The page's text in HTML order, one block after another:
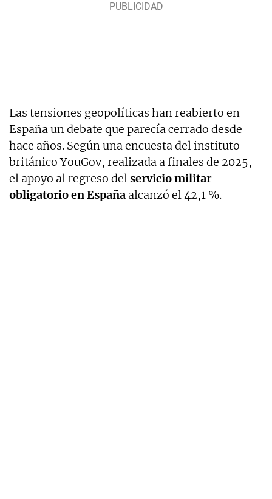
Las tensiones geopolíticas han reabierto en
España un debate que parecía cerrado desde
hace años. Según una encuesta del instituto
británico YouGov, realizada a finales de 2025,
el apoyo al regreso delservicio militar
obligatorio en España alcanzó el 42,1 %.